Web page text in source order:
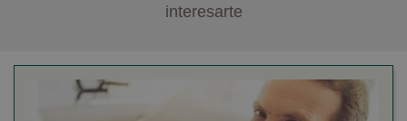
interesarte